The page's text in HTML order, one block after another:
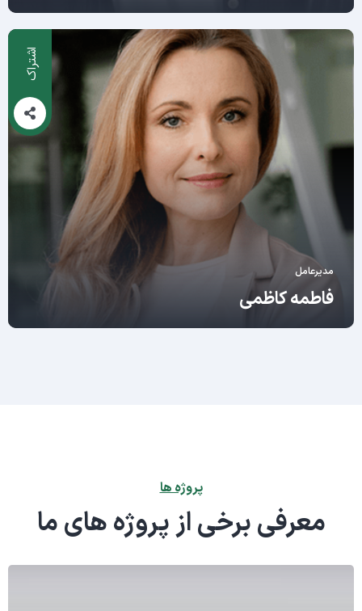
اشتراک
مدیرعامل
فاطمه کاظمی
پروژه ها
معرفی برخی از پروژه های ما